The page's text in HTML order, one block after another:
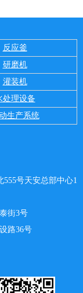
反应釜
研磨机
灌装机
处理设备
生产系统
555号天安总部中心1
街3号
路36号